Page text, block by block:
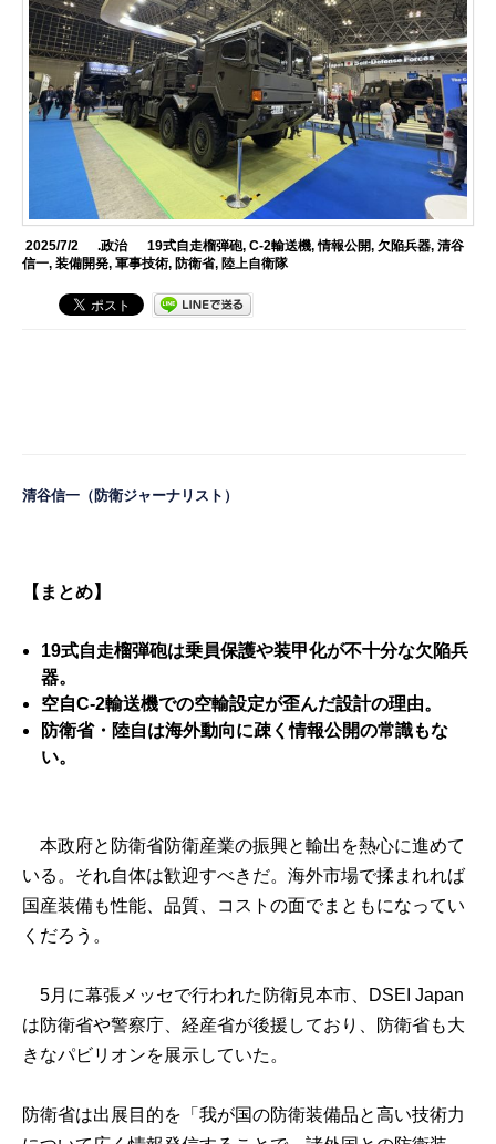
2025/7/2 .政治 19式自走榴弾砲, C-2輸送機,情報公開, 欠陥兵器, 清谷
信一,装備開発,軍事技術, 防衛省, 陸上自衛隊
清谷信一 （防衛ジャーナリスト）
【まとめ】
19式自走榴弾砲は乗員保護や装甲化が不十分な欠陥兵
器。
空自C-2輸送機での空輸設定が歪んだ設計の理由。
防衛省・陸自は海外動向に疎く情報公開の常識もな
い。
本政府と防衛省防衛産業の振興と輸出を熱心に進めて
いる。それ自体は歓迎すべきだ。海外市場で揉まれれば
国産装備も性能、品質、コストの面でまともになってい
くだろう。
5月に幕張メッセで行われた防衛見本市、DSEI Japan
は防衛省や警察庁、経産省が後援しており、防衛省も大
きなパビリオンを展示していた。
防衛省は出展目的を「我が国の防衛装備品と高い技術力